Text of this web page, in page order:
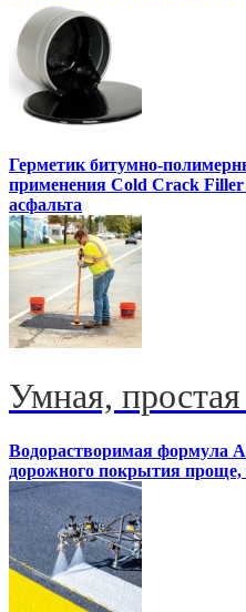
Герметик битумно-
применения Cold Crack
асфальта
Умная,
Водорастворимая формула
дорожного покрытия проще,